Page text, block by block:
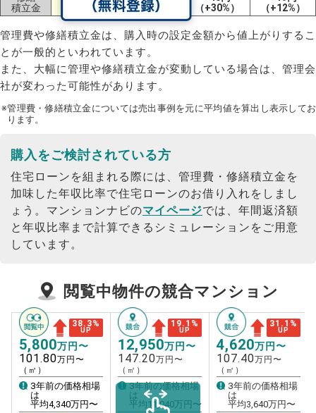
積立金
（+143%）
（-9%）
（+30%）
（+12%）
管理費や修繕積立金は、購入時の設定金額から値上がりするこ
とが一般的といわれています。
また、大幅に管理や修繕積立金が変動している場合は、管理会
社が変わった可能性があります。
※管理費・修繕積立金については売出事例を元に平均値を算出し表示してお
ります。
購入をご検討されている方
住宅ローンを組まれる際には、管理費・修繕積立金を
加味した年収比率で住宅ローンのお借り入れをしまし
ょう。 マンションナビのマイページでは、年間返済額
と年収比率まで計算できるシミュレーションをご用意
しています。
閲覧中物件の競合マンション
38.3%
UP
5,800万円〜
101.80万円〜
（㎡）
3年前の価格相場
は
平均4,340万円〜
19.1 %
UP
12,950万円〜
147.20万円〜
（㎡）
3年前の価格相場
は
平均11,040万円〜
31.1 %
UP
4,620万円〜
107.40万円〜
（㎡）
3年前の価格相場
は
平均3,640万円〜